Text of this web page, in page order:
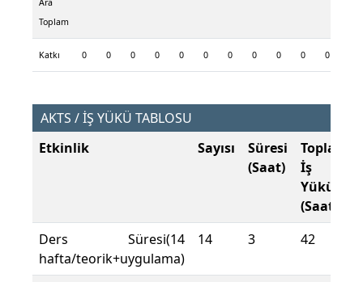
Ara
Toplam
Katkı 0 0 0 0 0 0 0 0 0 0 0
AKTS / İŞ YÜKÜ TABLOSU
Etkinlik
Sayısı
Süresi
(Saat)
Toplam
İş
Yükü
(Saat)
Ders Süresi(14
hafta/teorik+uygulama)
14 3 42